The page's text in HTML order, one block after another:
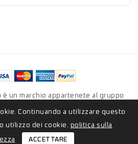
Continuando a utilizzare questo
utilizzo dei cookie. politica sulla
ACCETTARE
un marchio appartenete al gruppo
Tutti i diritti riservati.